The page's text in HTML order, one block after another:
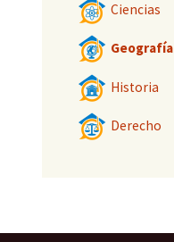
Ciencias
Geografía
Historia
Derecho